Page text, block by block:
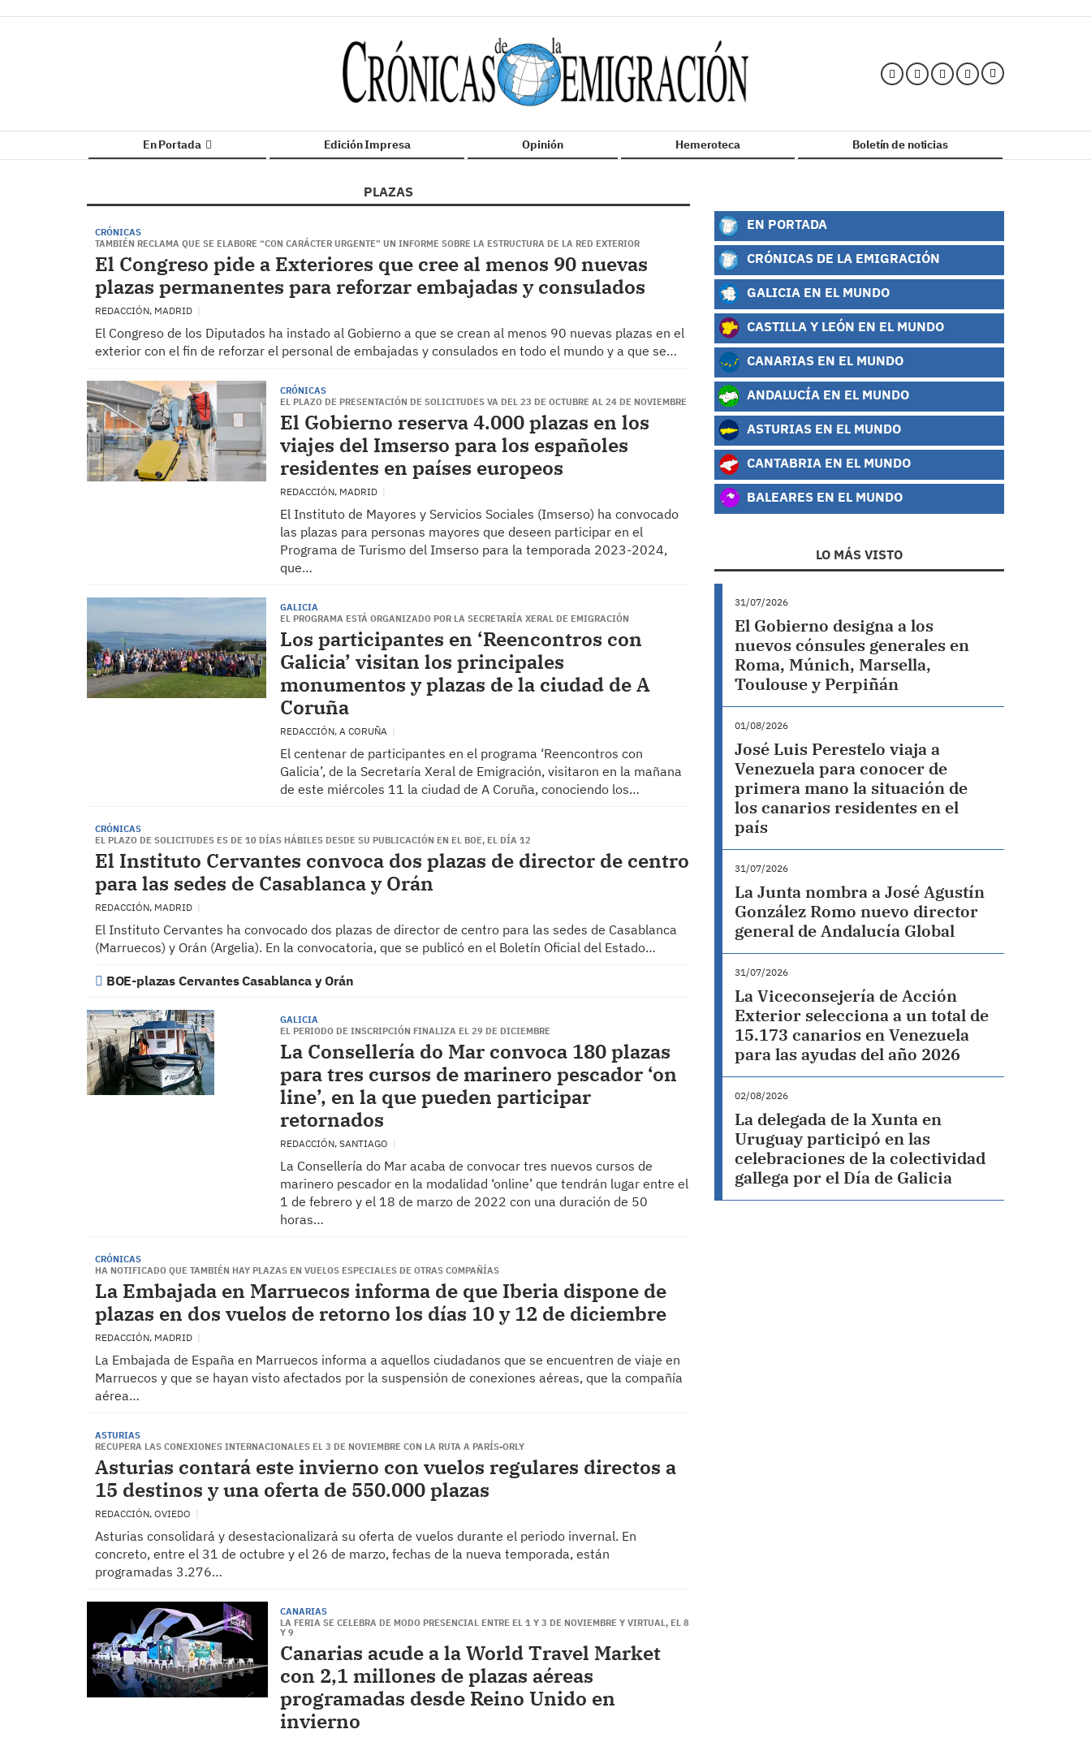
En Portada Edición Impresa Opinión Hemeroteca Boletín de noticias
PLAZAS
CRÓNICAS
TAMBIÉN RECLAMA QUE SE ELABORE “CON CARÁCTER URGENTE” UN INFORME SOBRE LA ESTRUCTURA DE LA RED EXTERIOR
El Congreso pide a Exteriores que cree al menos 90 nuevas
plazas permanentes para reforzar embajadas y consulados
REDACCIÓN, MADRID
El Congreso de los Diputados ha instado al Gobierno a que se crean al menos 90 nuevas plazas en el
exterior con el fin de reforzar el personal de embajadas y consulados en todo el mundo y a que se…
CRÓNICAS
EL PLAZO DE PRESENTACIÓN DE SOLICITUDES VA DEL 23 DE OCTUBRE AL 24 DE NOVIEMBRE
El Gobierno reserva 4.000 plazas en los
viajes del Imserso para los españoles
residentes en países europeos
REDACCIÓN, MADRID
El Instituto de Mayores y Servicios Sociales (Imserso) ha convocado
las plazas para personas mayores que deseen participar en el
Programa de Turismo del Imserso para la temporada 2023-2024,
que…
GALICIA
EL PROGRAMA ESTÁ ORGANIZADO POR LA SECRETARÍA XERAL DE EMIGRACIÓN
Los participantes en ‘Reencontros con
Galicia’ visitan los principales
monumentos y plazas de la ciudad de A
Coruña
REDACCIÓN, A CORUÑA
El centenar de participantes en el programa ‘Reencontros con
Galicia’, de la Secretaría Xeral de Emigración, visitaron en la mañana
de este miércoles 11 la ciudad de A Coruña, conociendo los…
CRÓNICAS
EL PLAZO DE SOLICITUDES ES DE 10 DÍAS HÁBILES DESDE SU PUBLICACIÓN EN EL BOE, EL DÍA 12
El Instituto Cervantes convoca dos plazas de director de centro
para las sedes de Casablanca y Orán
REDACCIÓN, MADRID
El Instituto Cervantes ha convocado dos plazas de director de centro para las sedes de Casablanca
(Marruecos) y Orán (Argelia). En la convocatoria, que se publicó en el Boletín Oficial del Estado…
BOE-plazas Cervantes Casablanca y Orán
GALICIA
EL PERIODO DE INSCRIPCIÓN FINALIZA EL 29 DE DICIEMBRE
La Consellería do Mar convoca 180 plazas
para tres cursos de marinero pescador ‘on
line’, en la que pueden participar
retornados
REDACCIÓN, SANTIAGO
La Consellería do Mar acaba de convocar tres nuevos cursos de
marinero pescador en la modalidad ‘online’ que tendrán lugar entre el
1 de febrero y el 18 de marzo de 2022 con una duración de 50
horas…
CRÓNICAS
HA NOTIFICADO QUE TAMBIÉN HAY PLAZAS EN VUELOS ESPECIALES DE OTRAS COMPAÑÍAS
La Embajada en Marruecos informa de que Iberia dispone de
plazas en dos vuelos de retorno los días 10 y 12 de diciembre
REDACCIÓN, MADRID
La Embajada de España en Marruecos informa a aquellos ciudadanos que se encuentren de viaje en
Marruecos y que se hayan visto afectados por la suspensión de conexiones aéreas, que la compañía
aérea…
ASTURIAS
RECUPERA LAS CONEXIONES INTERNACIONALES EL 3 DE NOVIEMBRE CON LA RUTA A PARÍS-ORLY
Asturias contará este invierno con vuelos regulares directos a
15 destinos y una oferta de 550.000 plazas
REDACCIÓN, OVIEDO
Asturias consolidará y desestacionalizará su oferta de vuelos durante el periodo invernal. En
concreto, entre el 31 de octubre y el 26 de marzo, fechas de la nueva temporada, están
programadas 3.276…
CANARIAS
LA FERIA SE CELEBRA DE MODO PRESENCIAL ENTRE EL 1 Y 3 DE NOVIEMBRE Y VIRTUAL, EL 8
Y 9
Canarias acude a la World Travel Market
con 2,1 millones de plazas aéreas
programadas desde Reino Unido en
invierno
EN PORTADA
CRÓNICAS DE LA EMIGRACIÓN
GALICIA EN EL MUNDO
CASTILLA Y LEÓN EN EL MUNDO
CANARIAS EN EL MUNDO
ANDALUCÍA EN EL MUNDO
ASTURIAS EN EL MUNDO
CANTABRIA EN EL MUNDO
BALEARES EN EL MUNDO
LO MÁS VISTO
31/07/2026
El Gobierno designa a los
nuevos cónsules generales en
Roma, Múnich, Marsella,
Toulouse y Perpiñán
01/08/2026
José Luis Perestelo viaja a
Venezuela para conocer de
primera mano la situación de
los canarios residentes en el
país
31/07/2026
La Junta nombra a José Agustín
González Romo nuevo director
general de Andalucía Global
31/07/2026
La Viceconsejería de Acción
Exterior selecciona a un total de
15.173 canarios en Venezuela
para las ayudas del año 2026
02/08/2026
La delegada de la Xunta en
Uruguay participó en las
celebraciones de la colectividad
gallega por el Día de Galicia